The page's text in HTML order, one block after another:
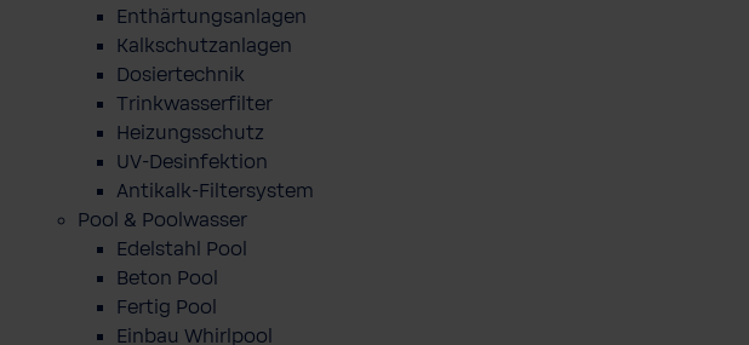
Enthärtungsanlagen
Kalkschutzanlagen
Dosiertechnik
Trinkwasserfilter
Heizungsschutz
UV-Desinfektion
Antikalk-Filtersystem
Pool & Poolwasser
Edelstahl Pool
Beton Pool
Fertig Pool
Einbau Whirlpool